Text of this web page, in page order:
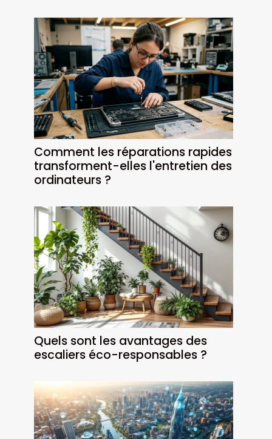
Comment les réparations rapides
transforment-elles l'entretien des
ordinateurs ?
Quels sont les avantages des
escaliers éco-responsables ?